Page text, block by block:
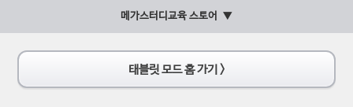
메가스터디교육 스토어
태블릿 모드 홈 가기 >